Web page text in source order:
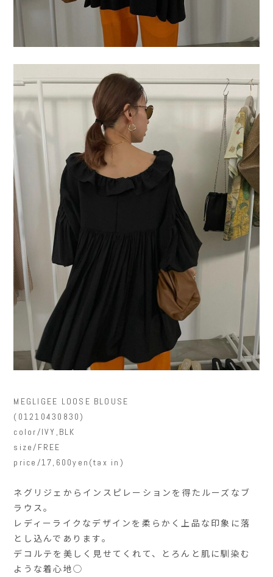
MEGLIGEE LOOSE BLOUSE
(01210430830)
color/IVY,BLK
size/FREE
price/17,600yen(tax in)
ネグリジェからインスピレーションを得たルーズなブ
ラウス。
レディーライクなデザインを柔らかく上品な印象に落
とし込んであります。
デコルテを美しく見せてくれて、とろんと肌に馴染む
ような着心地◯